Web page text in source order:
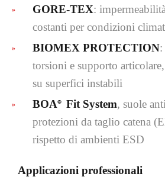
GORE‑TEX:
costanti per condizioni
BIOMEX PROTECTION
torsioni e supporto
su superfici instabili
BOA® Fit System, suole
protezioni da taglio catena
rispetto di ambienti ESD
Applicazioni professionali